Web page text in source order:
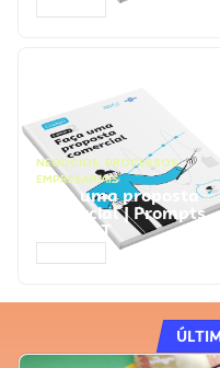
NEGÓCIOS, PROCESSOS
EMPRESARIAIS
Faça uma proposta
comercial | Prompts
ChatGPT